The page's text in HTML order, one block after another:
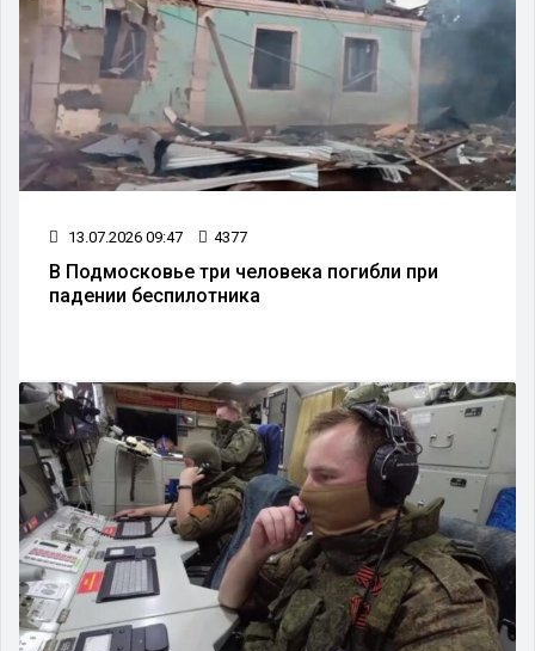
13.07.2026 09:47 4377
В Подмосковье три человека погибли при
падении беспилотника